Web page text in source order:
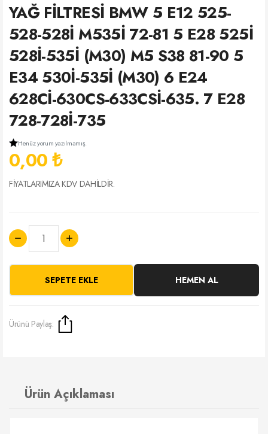
YAĞ FİLTRESİ BMW 5 E12 525-
528-528İ M535İ 72-81 5 E28 525İ
528İ-535İ (M30) M5 S38 81-90 5
E34 530İ-535İ (M30) 6 E24
628Cİ-630CS-633CSİ-635. 7 E28
728-728İ-735
Henüz yorum yazılmamış.
0,00 ₺
FİYATLARIMIZA KDV DAHİLDİR.
SEPETE EKLE HEMEN AL
Ürünü Paylaş:
Ürün Açıklaması